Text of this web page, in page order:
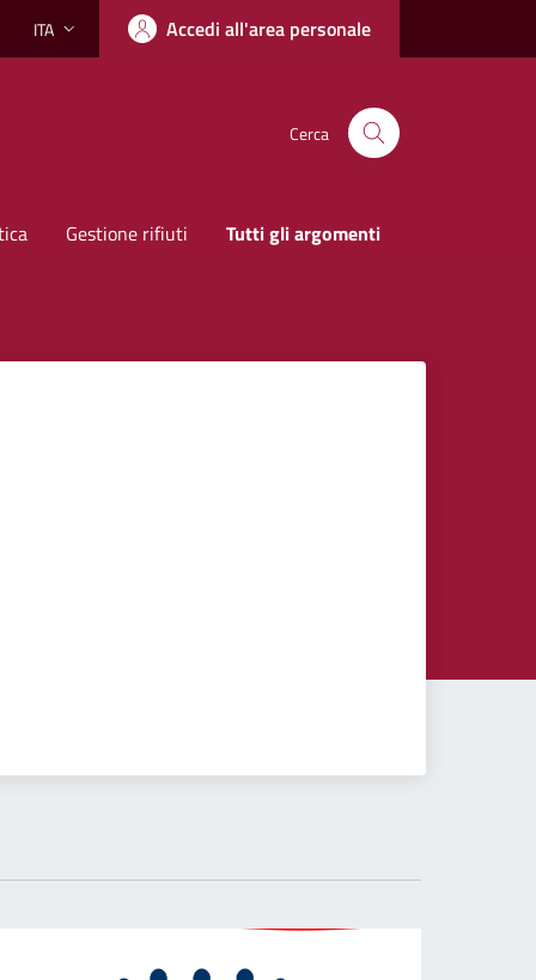
Lingua attiva:
ITA Accedi all'area personale
Cerca
Gestione rifiuti Tutti gli argomenti